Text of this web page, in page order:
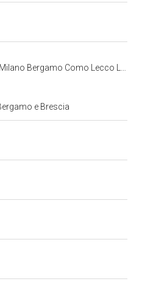
Lodi Monza Pavia Sondrio Varese
e Brescia